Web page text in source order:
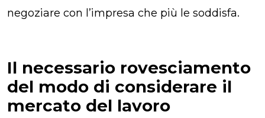
negoziare con l’impresa che più le soddisfa.
Il necessario rovesciamento
del modo di considerare il
mercato del lavoro